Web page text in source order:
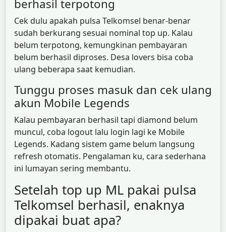
berhasil terpotong
Cek dulu apakah pulsa Telkomsel benar-benar
sudah berkurang sesuai nominal top up. Kalau
belum terpotong, kemungkinan pembayaran
belum berhasil diproses. Desa lovers bisa coba
ulang beberapa saat kemudian.
Tunggu proses masuk dan cek ulang
akun Mobile Legends
Kalau pembayaran berhasil tapi diamond belum
muncul, coba logout lalu login lagi ke Mobile
Legends. Kadang sistem game belum langsung
refresh otomatis. Pengalaman ku, cara sederhana
ini lumayan sering membantu.
Setelah top up ML pakai pulsa
Telkomsel berhasil, enaknya
dipakai buat apa?